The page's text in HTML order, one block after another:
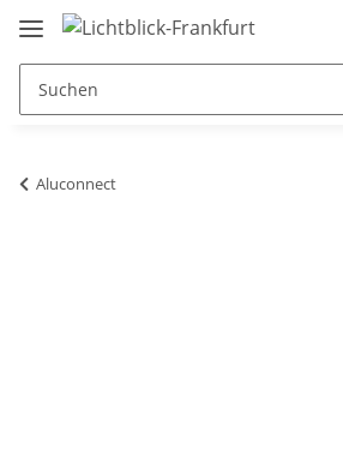
Aluconnect